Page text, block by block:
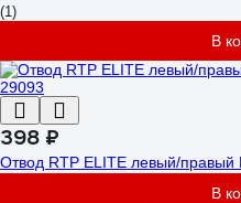
(1)
В
398 ₽
Отвод RTP ELITE левый/
В